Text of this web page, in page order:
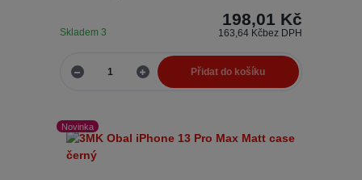
198,01 Kč
163,64 Kčbez DPH
Skladem 3
Přidat do košíku
Novinka